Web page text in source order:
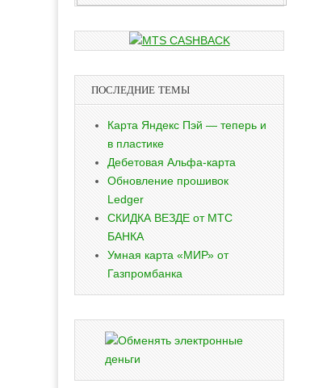
ПОСЛЕДНИЕ ТЕМЫ
Карта Яндекс Пэй — теперь и
в пластике
Дебетовая Альфа-карта
Обновление прошивок
Ledger
СКИДКА ВЕЗДЕ от МТС
БАНКА
Умная карта «МИР» от
Газпромбанка